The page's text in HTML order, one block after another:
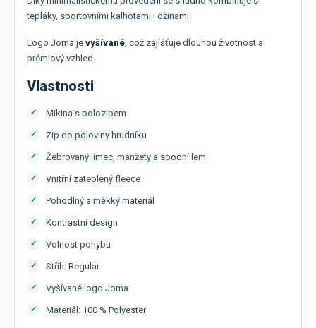
tepláky, sportovními kalhotami i džínami.
Logo Joma je vyšívané, což zajišťuje dlouhou životnost a
prémiový vzhled.
Vlastnosti
Mikina s polozipem
Zip do poloviny hrudníku
Žebrovaný límec, manžety a spodní lem
Vnitřní zateplený fleece
Pohodlný a měkký materiál
Kontrastní design
Volnost pohybu
Střih: Regular
Vyšívané logo Joma
Materiál: 100 % Polyester